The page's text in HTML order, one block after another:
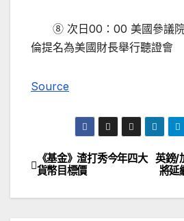
⑧ 次日00：00 美國參議院
倫提名為美國財長舉行聽證會
Source
文
章
英鎊/
將延
《基金》渣打秀今年四大
貨幣目標價